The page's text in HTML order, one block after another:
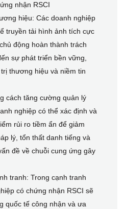
nhận RSCI
hiệu: Các doanh nghiệp
truyền tải hình ảnh tích cực
động hoàn thành trách
sự phát triển bền vững,
thương hiệu và niềm tin
cách tăng cường quản lý
nghiệp có thể xác định và
rủi ro tiềm ẩn để giảm
lý, tổn thất danh tiếng và
đề về chuỗi cung ứng gây
tranh: Trong cạnh tranh
có chứng nhận RSCI sẽ
quốc tế công nhận và ưa